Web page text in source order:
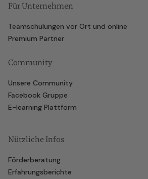
Für Unternehmen
Teamschulungen vor Ort und online
Premium Partner
Community
Unsere Community
Facebook Gruppe
E-learning Plattform
Nützliche Infos
Förderberatung
Erfahrungsberichte